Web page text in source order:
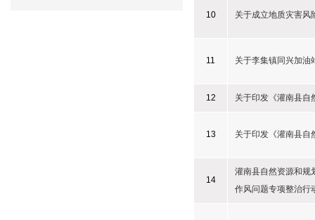
10 关于成立地质灾害风
11 关于李集镇同兴加油
12 关于印发《灌南县自
13 关于印发《灌南县自
14
灌南县自然资源和规
作风问题专项整治